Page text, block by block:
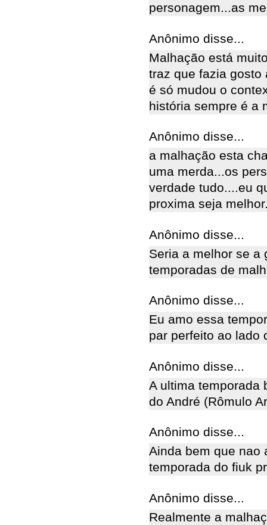
personagem...as
Anônimo disse...
Malhação está
traz que fazia gosto
é só mudou o
história sempre é a
Anônimo disse...
a malhação esta
uma merda...os
verdade tudo....eu
proxima seja
Anônimo disse...
Seria a melhor se a
temporadas de
Anônimo disse...
Eu amo essa
par perfeito ao lado
Anônimo disse...
A ultima temporada
do André (Rômulo
Anônimo disse...
Ainda bem que nao
temporada do fiuk
Anônimo disse...
Realmente a